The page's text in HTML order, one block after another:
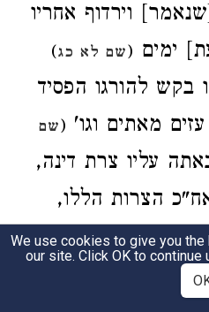
וירדוף אחריו
ימים (שם לא כג)
להורגו הפסיד
מאתים וגו' (שם
עליו צרת דינה,
הצרות הללו,
שבאתה צרת
אביו שמת עשר
We use cookies to give you
our site. Click OK to continue